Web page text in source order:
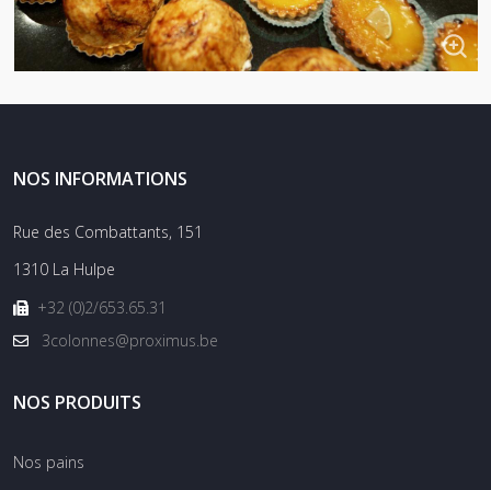
NOS INFORMATIONS
Rue des Combattants, 151
1310 La Hulpe
+32 (0)2/653.65.31
3colonnes@proximus.be
NOS PRODUITS
Nos pains